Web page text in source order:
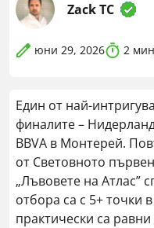
Zack TC
юни 29, 2026 2
Един от най-
финалите –
BBVA в Монтерей.
от Световното
„Лъвовете на Атлас”
отбора са с 5+ точки
практически са